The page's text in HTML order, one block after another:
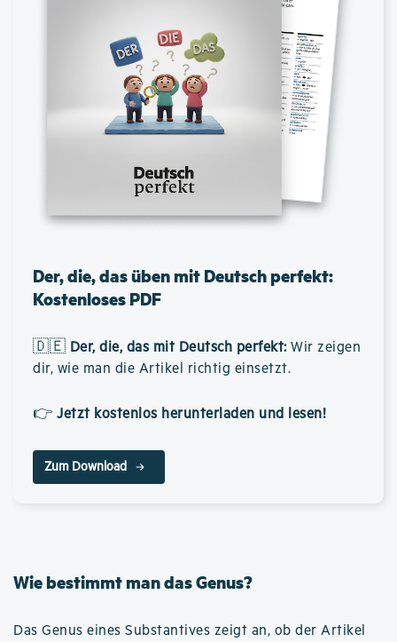
Der, die, das üben mit Deutsch perfekt:
Kostenloses PDF
🇩🇪 Der, die, das mit Deutsch perfekt: Wir zeigen
dir, wie man die Artikel richtig einsetzt.
👉 Jetzt kostenlos herunterladen und lesen!
Zum Download
Wie bestimmt man das Genus?
Das Genus eines Substantives zeigt an, ob der Artikel